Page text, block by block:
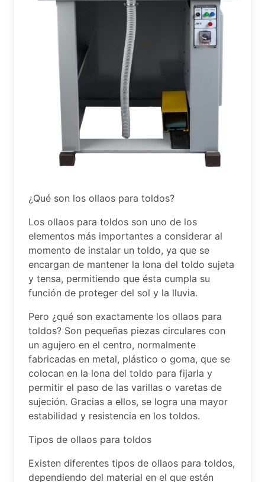
¿Qué son los ollaos para toldos?
Los ollaos para toldos son uno de los
elementos más importantes a considerar al
momento de instalar un toldo, ya que se
encargan de mantener la lona del toldo sujeta
y tensa, permitiendo que ésta cumpla su
función de proteger del sol y la lluvia.
Pero ¿qué son exactamente los ollaos para
toldos? Son pequeñas piezas circulares con
un agujero en el centro, normalmente
fabricadas en metal, plástico o goma, que se
colocan en la lona del toldo para fijarla y
permitir el paso de las varillas o varetas de
sujeción. Gracias a ellos, se logra una mayor
estabilidad y resistencia en los toldos.
Tipos de ollaos para toldos
Existen diferentes tipos de ollaos para toldos,
dependiendo del material en el que estén